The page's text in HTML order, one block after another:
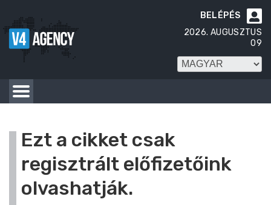

BELÉPÉS
2026. AUGUSZTUS
09
Ezt a cikket csak
regisztrált előfizetőink
olvashatják.